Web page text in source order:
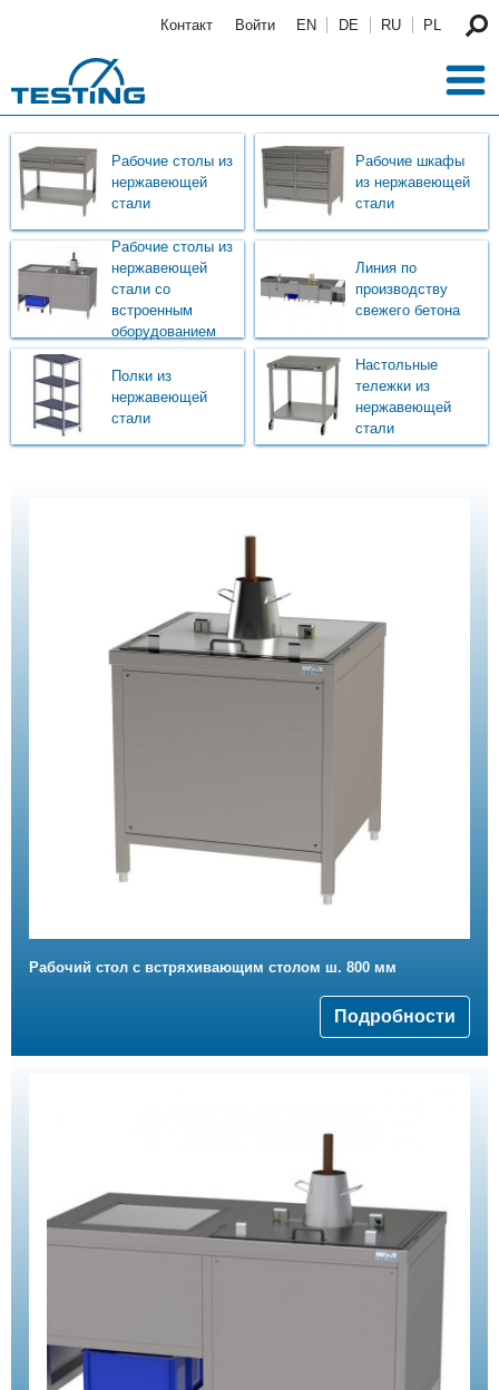
Контакт Войти EN DE RU PL
Рабочие столы из
нержавеющей
стали
Рабочие шкафы
из нержавеющей
стали
Рабочие столы из
нержавеющей
стали со
встроенным
оборудованием
Линия по
производству
свежего бетона
Полки из
нержавеющей
стали
Настольные
тележки из
нержавеющей
стали
Рабочий стол с встряхивающим столом ш. 800 мм
Подробности